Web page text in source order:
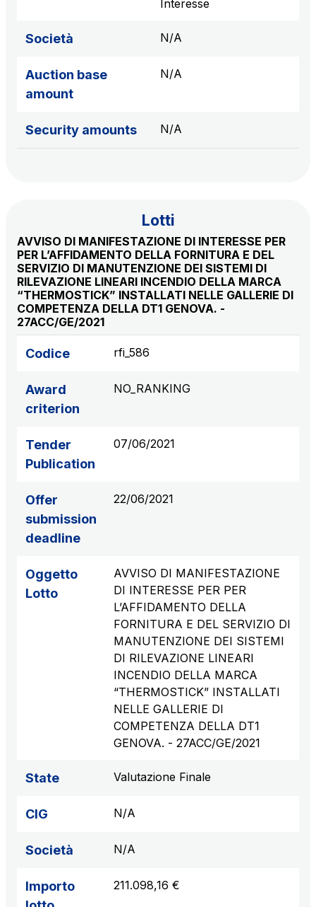
Interesse
Società N/A
Auction base
amount
N/A
Security amounts N/A
Lotti
AVVISO DI MANIFESTAZIONE DI INTERESSE PER
PER L’AFFIDAMENTO DELLA FORNITURA E DEL
SERVIZIO DI MANUTENZIONE DEI SISTEMI DI
RILEVAZIONE LINEARI INCENDIO DELLA MARCA
“THERMOSTICK” INSTALLATI NELLE GALLERIE DI
COMPETENZA DELLA DT1 GENOVA. -
27ACC/GE/2021
Codice rfi_586
Award
criterion
NO_RANKING
Tender
Publication
07/06/2021
Offer
submission
deadline
22/06/2021
Oggetto
Lotto
AVVISO DI MANIFESTAZIONE
DI INTERESSE PER PER
L’AFFIDAMENTO DELLA
FORNITURA E DEL SERVIZIO DI
MANUTENZIONE DEI SISTEMI
DI RILEVAZIONE LINEARI
INCENDIO DELLA MARCA
“THERMOSTICK” INSTALLATI
NELLE GALLERIE DI
COMPETENZA DELLA DT1
GENOVA. - 27ACC/GE/2021
State Valutazione Finale
CIG N/A
Società N/A
Importo
211.098,16 €